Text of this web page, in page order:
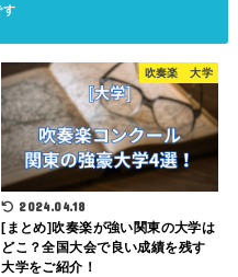
吹奏楽 大学
2024.04.18
[まとめ]吹奏楽が強い関東の大学は
どこ？全国大会で良い成績を残す
大学をご紹介！